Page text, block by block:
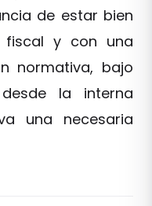
de estar bien
fiscal y con una
normativa, bajo
la interna
una necesaria